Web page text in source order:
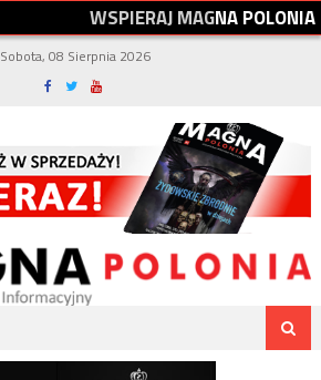
WSPIERAJMAGNAPOLONIA
Sobota, 08 Sierpnia 2026